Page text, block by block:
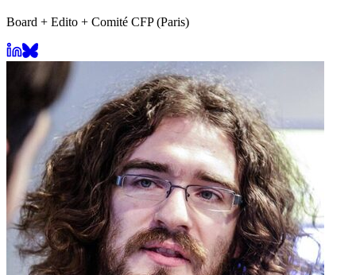
Board + Edito + Comité CFP (Paris)